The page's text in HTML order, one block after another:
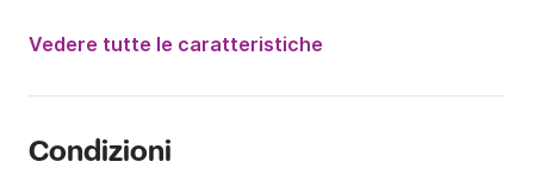
260CV
Portata massima persone:
Vedere tutte le caratteristiche
Condizioni